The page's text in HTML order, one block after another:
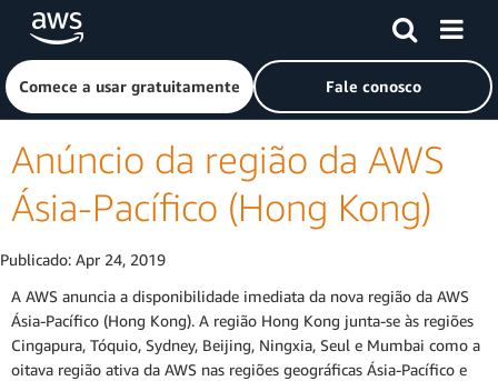
Pular para o conteúdo principal
Clique aqui para voltar à página inicial da Amazon Web
Comece a usar gratuitamente Fale conosco
Anúncio da região da AWS
Ásia-Pacífico (Hong Kong)
Publicado: Apr 24, 2019
A AWS anuncia a disponibilidade imediata da nova região da AWS
Ásia-Pacífico (Hong Kong). A região Hong Kong junta-se às regiões
Cingapura, Tóquio, Sydney, Beijing, Ningxia, Seul e Mumbai como a
oitava região ativa da AWS nas regiões geográficas Ásia-Pacífico e